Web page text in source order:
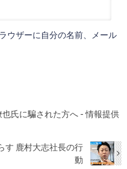
ウザーに自分の名前、メール
氏に騙された方へ - 情報提供
す 鹿村大志社長の行
動